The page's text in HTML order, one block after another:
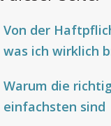
Von der
was ich wirklich
Warum die
einfachsten sind